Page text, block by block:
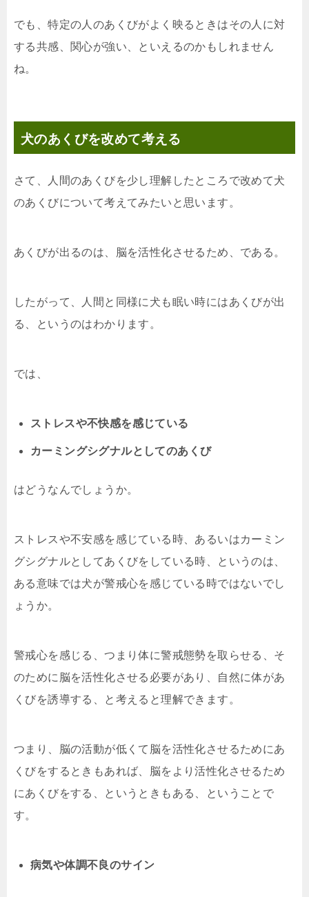
でも、特定の人のあくびがよく映るときはその人に対
する共感、関心が強い、といえるのかもしれません
ね。
犬のあくびを改めて考える
さて、人間のあくびを少し理解したところで改めて犬
のあくびについて考えてみたいと思います。
あくびが出るのは、脳を活性化させるため、である。
したがって、人間と同様に犬も眠い時にはあくびが出
る、というのはわかります。
では、
ストレスや不快感を感じている
カーミングシグナルとしてのあくび
はどうなんでしょうか。
ストレスや不安感を感じている時、あるいはカーミン
グシグナルとしてあくびをしている時、というのは、
ある意味では犬が警戒心を感じている時ではないでし
ょうか。
警戒心を感じる、つまり体に警戒態勢を取らせる、そ
のために脳を活性化させる必要があり、自然に体があ
くびを誘導する、と考えると理解できます。
つまり、脳の活動が低くて脳を活性化させるためにあ
くびをするときもあれば、脳をより活性化させるため
にあくびをする、というときもある、ということで
す。
病気や体調不良のサイン